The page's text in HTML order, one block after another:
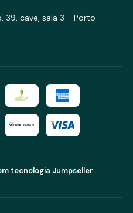
39, cave, sala 3 - Porto
tecnologia Jumpseller.